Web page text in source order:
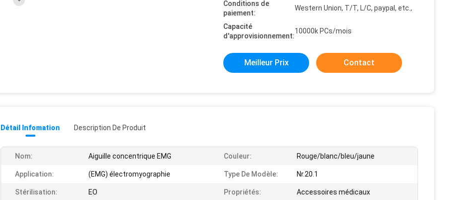
Conditions de
paiement:
Western Union, T/T, L/C, paypal, etc.,
Capacité
d'approvisionnement:
10000k PCs/mois
Meilleur Prix Contact
Détail Infomation Description De Produit
Nom: Aiguille concentrique EMG Couleur: Rouge/blanc/bleu/jaune
Application: (EMG) électromyographie Type De Modèle: Nr.20.1
Stérilisation: EO Propriétés: Accessoires médicaux